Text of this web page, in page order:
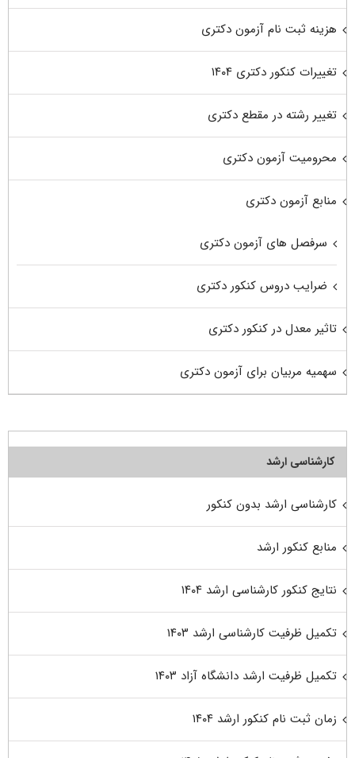
هزینه ثبت نام آزمون دکتری
تغییرات کنکور دکتری ۱۴۰۴
تغییر رشته در مقطع دکتری
محرومیت آزمون دکتری
منابع آزمون دکتری
سرفصل های آزمون دکتری
ضرایب دروس کنکور دکتری
تاثیر معدل در کنکور دکتری
سهمیه مربیان برای آزمون دکتری
کارشناسی ارشد
کارشناسی ارشد بدون کنکور
منابع کنکور ارشد
نتایج کنکور کارشناسی ارشد ۱۴۰۴
تکمیل ظرفیت کارشناسی ارشد ۱۴۰۳
تکمیل ظرفیت ارشد دانشگاه آزاد ۱۴۰۳
زمان ثبت نام کنکور ارشد ۱۴۰۴